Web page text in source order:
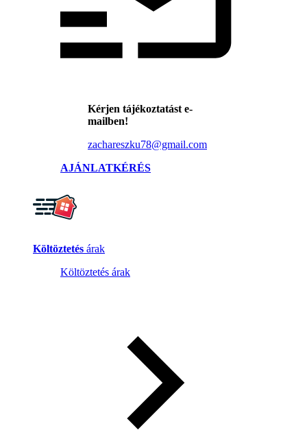
Kérjen tájékoztatást e-
mailben!
zachareszku78@gmail.com
AJÁNLATKÉRÉS
Költöztetés árak
Költöztetés árak